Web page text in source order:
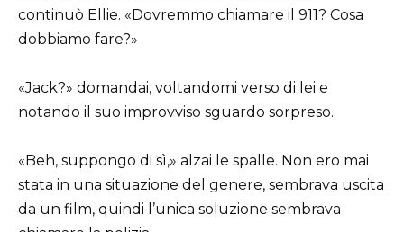
continuò Ellie. «Dovremmo chiamare il 911? Cosa
dobbiamo fare?»
«Jack?» domandai, voltandomi verso di lei e
notando il suo improvviso sguardo sorpreso.
«Beh, suppongo di sì,» alzai le spalle. Non ero mai
stata in una situazione del genere, sembrava uscita
da un film, quindi l’unica soluzione sembrava